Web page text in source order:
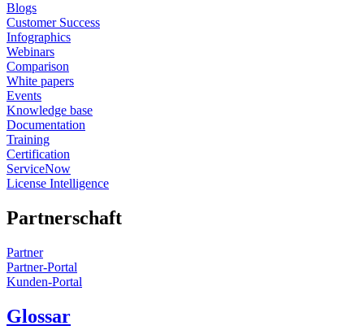
Blogs
Customer Success
Infographics
Webinars
Comparison
White papers
Events
Knowledge base
Documentation
Training
Certification
ServiceNow
License Intelligence
Partnerschaft
Partner
Partner-Portal
Kunden-Portal
Glossar